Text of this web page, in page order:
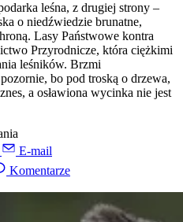
leśna, z drugiej strony –
o niedźwiedzie brunatne,
Lasy Państwowe kontra
Przyrodnicze, która ciężkimi
leśników. Brzmi
bo pod troską o drzewa,
a osławiona wycinka nie jest
E-mail
Komentarze